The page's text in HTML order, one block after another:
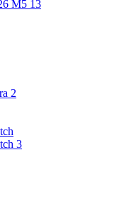
M5 13
2
3